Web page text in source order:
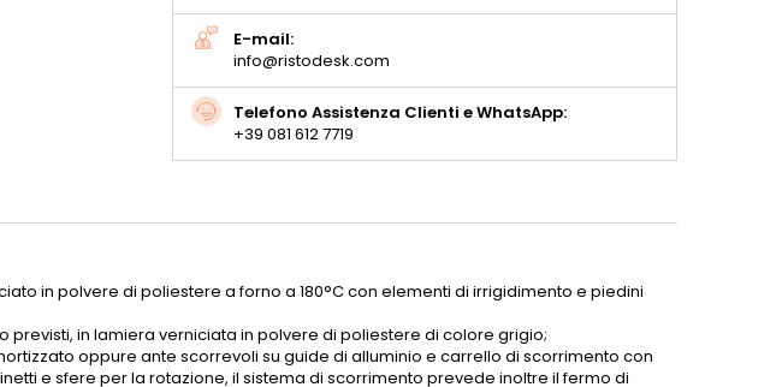
E-mail:
info@ristodesk.com
Telefono Assistenza Clienti e WhatsApp:
+39 081 612 7719
in polvere di poliestere a forno a 180°C con elementi di irrigidimento e piedini
previsti, in lamiera verniciata in polvere di poliestere di colore grigio;
oppure ante scorrevoli su guide di alluminio e carrello di scorrimento con
e sfere per la rotazione, il sistema di scorrimento prevede inoltre il fermo di